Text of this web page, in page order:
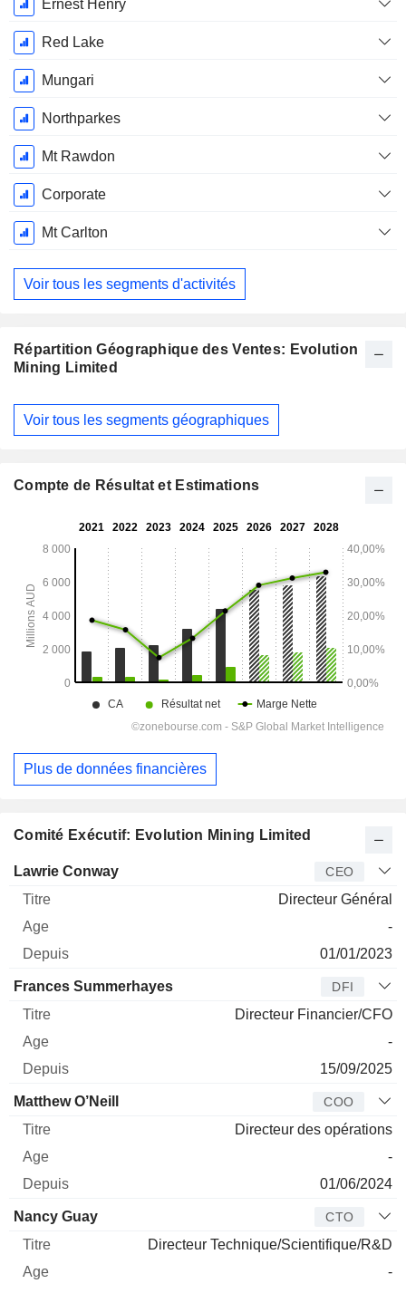
JuinErnest Henry
Red Lake
Mungari
Northparkes
Mt Rawdon
Corporate
Mt Carlton
Voir tous les segments d'activités
Répartition Géographique des Ventes: Evolution
Mining Limited
Période
Fiscale:
Voir tous les segments géographiques
Comité Exécutif: Evolution Mining Limited
Dirigeant Titre Age
Lawrie Conway CEO
Directeur Général
-
01/01/2023
Frances Summerhayes DFI
Directeur Financier/CFO
-
15/09/2025
Matthew O’Neill COO
Directeur des opérations
-
01/06/2024
Nancy Guay CTO
Directeur Technique/Scientifique/R&D
-
Compte de Résultat et Estimations
Plus de données financières